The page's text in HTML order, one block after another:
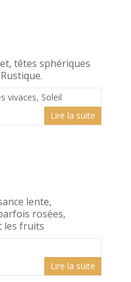
têtes sphériques
vivaces, Soleil
Lire la suite
lente,
rosées,
les fruits
Lire la suite